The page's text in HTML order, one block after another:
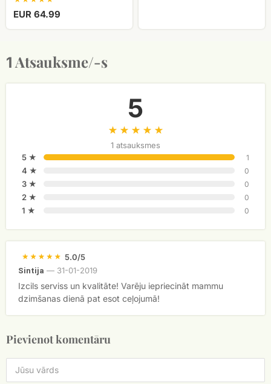
EUR 64.99
1 Atsauksme/-s
5
1 atsauksmes
5 ★
1
4 ★ 0
3 ★ 0
2 ★ 0
1 ★ 0
5.0/5
Sintija — 31-01-2019
Izcils serviss un kvalitāte! Varēju iepriecināt mammu
dzimšanas dienā pat esot ceļojumā!
Pievienot komentāru